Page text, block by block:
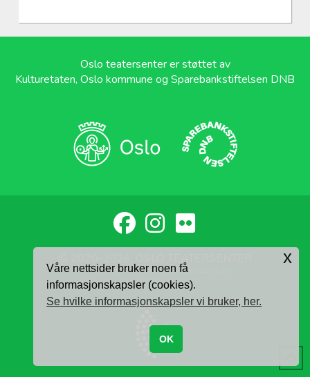
Oslo teatersenter er støttet av
Kulturetaten, Oslo kommune og Sparebankstiftelsen DNB
© 2020-2026, OSLO TEATERSENTER
PERSONVERN|INFORMASJONSKAPSLER
DESIGNET OG UTVIKLET AVKRISTOFFER ELIASSEN
Våre nettsider bruker noen få
informasjonskapsler (cookies).
Se hvilke informasjonskapsler vi bruker, her.
OK
x